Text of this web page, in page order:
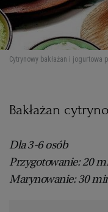
Cytrynowy bakłażan i
Bakłażan
Dla 3-6 osób
Przygotowanie: 20
Marynowanie: 30